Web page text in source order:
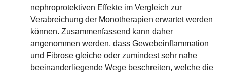
nephroprotektiven Effekte im Vergleich zur
Verabreichung der Monotherapien erwartet werden
können. Zusammenfassend kann daher
angenommen werden, dass Gewebeinflammation
und Fibrose gleiche oder zumindest sehr nahe
beeinanderliegende Wege beschreiten, welche die